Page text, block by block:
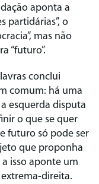
aponta a
partidárias”, o
mas não
“futuro”.
conclui
comum: há uma
esquerda disputa
o que se quer
futuro só pode ser
que proponha
isso aponte um
direita.